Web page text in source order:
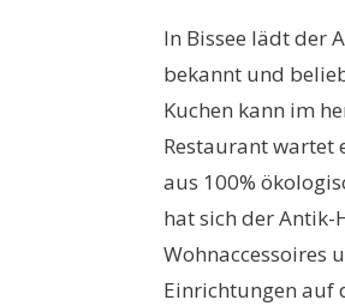
In Bissee lädt der
bekannt und
Kuchen kann im
Restaurant wartet
aus 100%
hat sich der
Wohnaccessoires
Einrichtungen auf